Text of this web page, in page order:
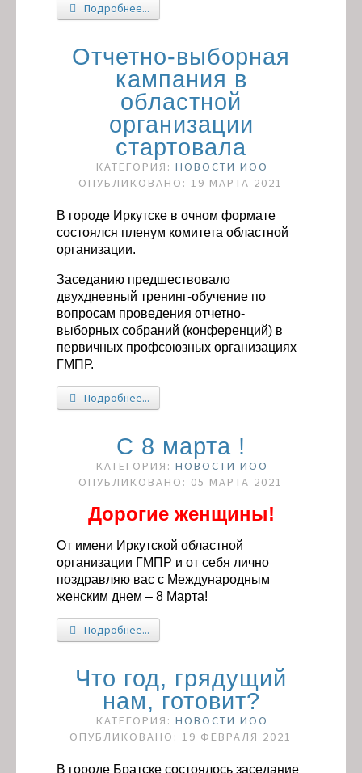
Подробнее...
Отчетно-выборная
кампания в
областной
организации
стартовала
КАТЕГОРИЯ: НОВОСТИ ИОО
ОПУБЛИКОВАНО: 19 МАРТА 2021
В городе Иркутске в очном формате
состоялся пленум комитета областной
организации.
Заседанию предшествовало
двухдневный тренинг-обучение по
вопросам проведения отчетно-
выборных собраний (конференций) в
первичных профсоюзных организациях
ГМПР.
Подробнее...
C 8 марта !
КАТЕГОРИЯ: НОВОСТИ ИОО
ОПУБЛИКОВАНО: 05 МАРТА 2021
Дорогие женщины!
От имени Иркутской областной
организации ГМПР и от себя лично
поздравляю вас с Международным
женским днем – 8 Марта!
Подробнее...
Что год, грядущий
нам, готовит?
КАТЕГОРИЯ: НОВОСТИ ИОО
ОПУБЛИКОВАНО: 19 ФЕВРАЛЯ 2021
В городе Братске состоялось заседание